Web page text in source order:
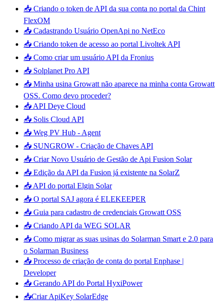
📥 Criando o token de API da sua conta no portal da Chint
FlexOM
📥 Cadastrando Usuário OpenApi no NetEco
📥 Criando token de acesso ao portal Livoltek API
📥 Como criar um usuário API da Fronius
📥 Solplanet Pro API
📥 Minha usina Growatt não aparece na minha conta Growatt
OSS. Como devo proceder?
📥 API Deye Cloud
📥 Solis Cloud API
📥 Weg PV Hub - Agent
📥 SUNGROW - Criação de Chaves API
📥 Criar Novo Usuário de Gestão de Api Fusion Solar
📥 Edição da API da Fusion já existente na SolarZ
📥 API do portal Elgin Solar
📥 O portal SAJ agora é ELEKEEPER
📥 Guia para cadastro de credenciais Growatt OSS
📥 Criando API da WEG SOLAR
📥 Como migrar as suas usinas do Solarman Smart e 2.0 para
o Solarman Business
📥 Processo de criação de conta do portal Enphase |
Developer
📥 Gerando API do Portal HyxiPower
📥Criar ApiKey SolarEdge